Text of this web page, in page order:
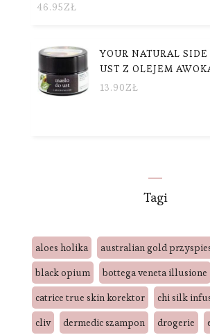
46.95ZŁ
YOUR NATURAL SIDE
UST Z OLEJEM
13.90ZŁ
Tagi
aloes holika
australian gold
black opium
bottega veneta illusione
catrice true skin korektor
chi silk
cliv
dermedic szampon drogerie